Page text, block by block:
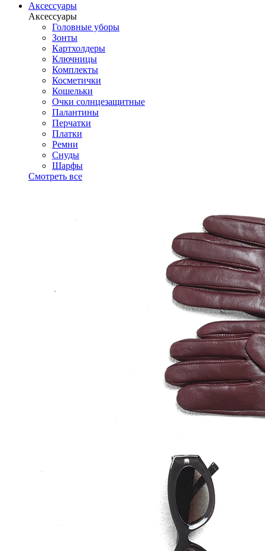
Аксессуары
Аксессуары
Головные уборы
Зонты
Картхолдеры
Ключницы
Комплекты
Косметички
Кошельки
Очки солнцезащитные
Палантины
Перчатки
Платки
Ремни
Снуды
Шарфы
Смотреть все